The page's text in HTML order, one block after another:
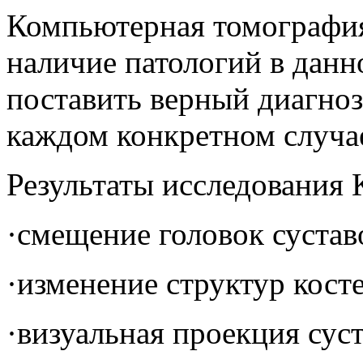
Компьютерная
наличие патологий в
поставить верный
каждом конкретном
Результаты
·смещение головок
·изменение структур
·визуальная проекция